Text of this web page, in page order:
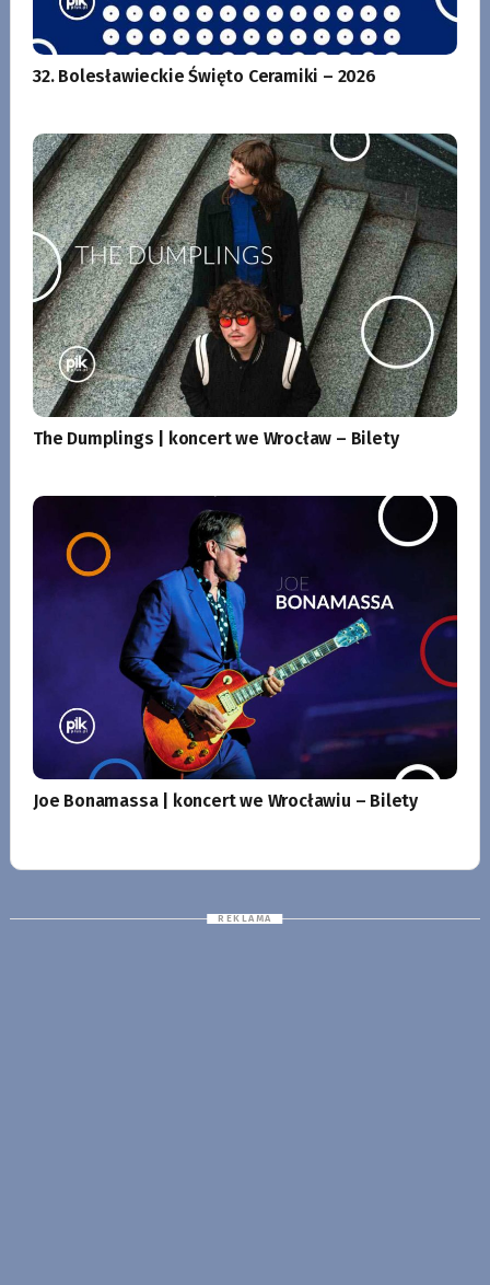
32. Bolesławieckie Święto Ceramiki – 2026
The Dumplings | koncert we Wrocław – Bilety
Joe Bonamassa | koncert we Wrocławiu – Bilety